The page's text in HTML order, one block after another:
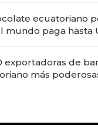
ecuatoriano
mundo paga hasta
exportadoras de
más